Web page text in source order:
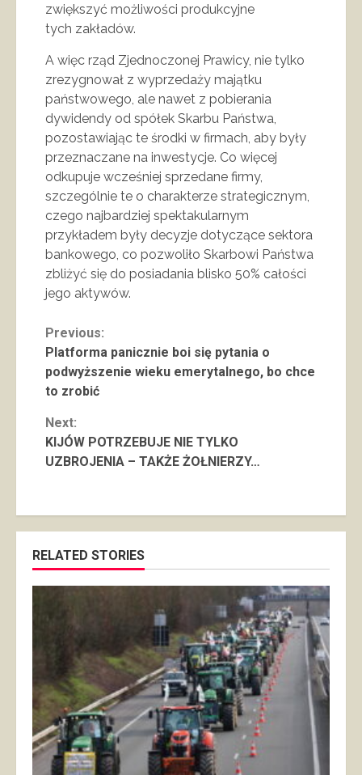
zwiększyć możliwości produkcyjne
tych zakładów.
A więc rząd Zjednoczonej Prawicy, nie tylko
zrezygnował z wyprzedaży majątku
państwowego, ale nawet z pobierania
dywidendy od spółek Skarbu Państwa,
pozostawiając te środki w firmach, aby były
przeznaczane na inwestycje. Co więcej
odkupuje wcześniej sprzedane firmy,
szczególnie te o charakterze strategicznym,
czego najbardziej spektakularnym
przykładem były decyzje dotyczące sektora
bankowego, co pozwoliło Skarbowi Państwa
zbliżyć się do posiadania blisko 50% całości
jego aktywów.
Continue
Reading
Previous:
Platforma panicznie boi się pytania o
podwyższenie wieku emerytalnego, bo chce
to zrobić
Next:
KIJÓW POTRZEBUJE NIE TYLKO
UZBROJENIA – TAKŻE ŻOŁNIERZY…
RELATED STORIES